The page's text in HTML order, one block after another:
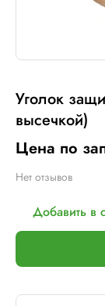
Уголок
высечкой)
Цена по
Нет отзывов
Добавить в